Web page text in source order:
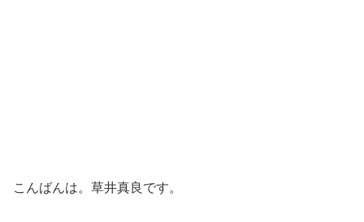
こんばんは。草井真良です。